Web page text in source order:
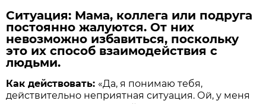
Ситуация: Мама, коллега или подруга
постоянно жалуются. От них
невозможно избавиться, поскольку
это их способ взаимодействия с
людьми.
Как действовать: «Да, я понимаю тебя,
действительно неприятная ситуация. Ой, у меня